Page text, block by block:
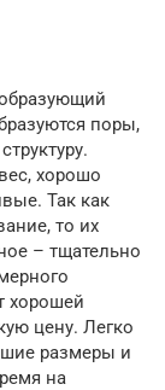
поры,
хорошо
Так как
то их
– тщательно
хорошей
цену. Легко
размеры и
на